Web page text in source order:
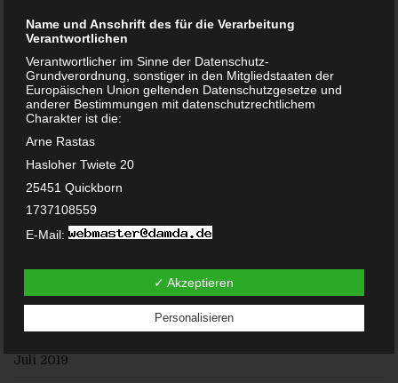
September 2020
Juni 2020
Februar 2020
Juli 2019
Name und Anschrift des für die Verarbeitung
Verantwortlichen
Verantwortlicher im Sinne der Datenschutz-
Grundverordnung, sonstiger in den Mitgliedstaaten der
Europäischen Union geltenden Datenschutzgesetze und
anderer Bestimmungen mit datenschutzrechtlichem
Charakter ist die:
Arne Rastas
Hasloher Twiete 20
25451 Quickborn
1737108559
E-Mail:
Cookies / SessionStorage / LocalStorage
Die Internetseiten verwenden teilweise so genannte Cookies,
LocalStorage und SessionStorage. Dies dient dazu, unser
Angebot nutzerfreundlicher, effektiver und sicherer zu
Technologie, mit welcher ihr Browser Daten auf Ihrem
✓ Akzeptieren
Personalisieren